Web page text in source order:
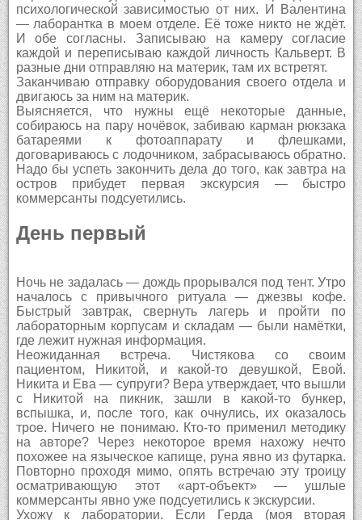
психологической зависимостью от них. И Валентина
— лаборантка в моем отделе. Её тоже никто не ждёт.
И обе согласны. Записываю на камеру согласие
каждой и переписываю каждой личность Кальверт. В
разные дни отправляю на материк, там их встретят.
Заканчиваю отправку оборудования своего отдела и
двигаюсь за ним на материк.
Выясняется, что нужны ещё некоторые данные,
собираюсь на пару ночёвок, забиваю карман рюкзака
батареями к фотоаппарату и флешками,
договариваюсь с лодочником, забрасываюсь обратно.
Надо бы успеть закончить дела до того, как завтра на
остров прибудет первая экскурсия — быстро
коммерсанты подсуетились.
День первый
Ночь не задалась — дождь прорывался под тент. Утро
началось с привычного ритуала — джезвы кофе.
Быстрый завтрак, свернуть лагерь и пройти по
лабораторным корпусам и складам — были намётки,
где лежит нужная информация.
Неожиданная встреча. Чистякова со своим
пациентом, Никитой, и какой-то девушкой, Евой.
Никита и Ева — супруги? Вера утверждает, что вышли
с Никитой на пикник, зашли в какой-то бункер,
вспышка, и, после того, как очнулись, их оказалось
трое. Ничего не понимаю. Кто-то применил методику
на авторе? Через некоторое время нахожу нечто
похожее на языческое капище, руна явно из футарка.
Повторно проходя мимо, опять встречаю эту троицу
осматривающую этот «арт-объект» — ушлые
коммерсанты явно уже подсуетились к экскурсии.
Ухожу к лаборатории. Если Герда (моя вторая